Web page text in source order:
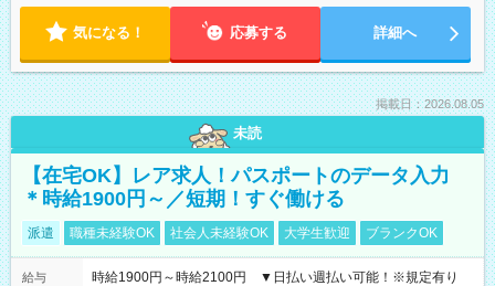
気になる！ 応募する 詳細へ
掲載日：2026.08.05
未読
【在宅OK】レア求人！パスポートのデータ入力
＊時給1900円～／短期！すぐ働ける
派遣 職種未経験OK 社会人未経験OK 大学生歓迎 ブランクOK
給与
時給1900円～時給2100円 ▼日払い週払い可能！※規定有り